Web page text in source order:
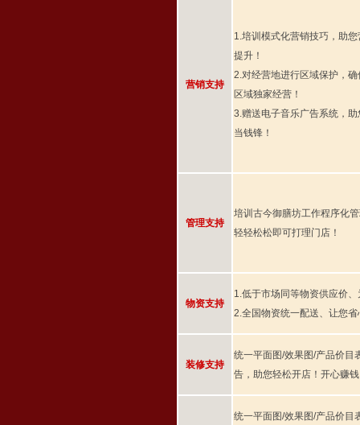
营销支持
1.培训模式化营销技巧，助
提升！
2.对经营地进行区域保护，
区域独家经营！
3.赠送电子音乐广告系统，
当钱锋！
管理支持
培训古今御膳坊工作程序化
轻轻松松即可打理门店！
物资支持
1.低于市场同等物资供应价
2.全国物资统一配送、让您
装修支持
统一平面图/效果图/产品价目
告，助您轻松开店！开心赚
统一平面图/效果图/产品价目